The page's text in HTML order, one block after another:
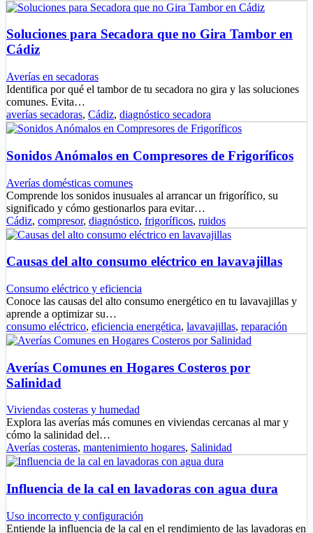
Soluciones para Secadora que no Gira Tambor en
Cádiz
Averías en secadoras
Identifica por qué el tambor de tu secadora no gira y las soluciones
comunes. Evita…
averías secadoras, Cádiz, diagnóstico secadora
Sonidos Anómalos en Compresores de Frigoríficos
Averías domésticas comunes
Comprende los sonidos inusuales al arrancar un frigorífico, su
significado y cómo gestionarlos para evitar…
Cádiz, compresor, diagnóstico, frigoríficos, ruidos
Causas del alto consumo eléctrico en lavavajillas
Consumo eléctrico y eficiencia
Conoce las causas del alto consumo energético en tu lavavajillas y
aprende a optimizar su…
consumo eléctrico, eficiencia energética, lavavajillas, reparación
Averías Comunes en Hogares Costeros por
Salinidad
Viviendas costeras y humedad
Explora las averías más comunes en viviendas cercanas al mar y
cómo la salinidad del…
Averías costeras, mantenimiento hogares, Salinidad
Influencia de la cal en lavadoras con agua dura
Uso incorrecto y configuración
Entiende la influencia de la cal en el rendimiento de las lavadoras en